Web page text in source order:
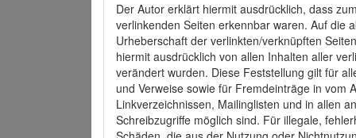
Der Autor erklärt hiermit ausdrücklich, dass
verlinkenden Seiten erkennbar waren. Auf die
Urheberschaft der verlinkten/verknüpften
hiermit ausdrücklich von allen Inhalten aller
verändert wurden. Diese Feststellung gilt für
und Verweise sowie für Fremdeinträge in vom
Linkverzeichnissen, Mailinglisten und in allen
Schreibzugriffe möglich sind. Für illegale,